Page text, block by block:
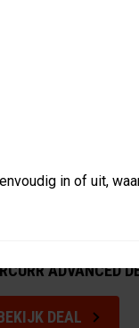
ADVANCED
DEAL
in of uit,